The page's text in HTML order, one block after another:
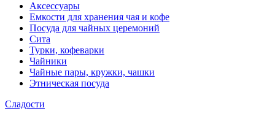
Аксессуары
Емкости для хранения чая и кофе
Посуда для чайных церемоний
Сита
Турки, кофеварки
Чайники
Чайные пары, кружки, чашки
Этническая посуда
Сладости